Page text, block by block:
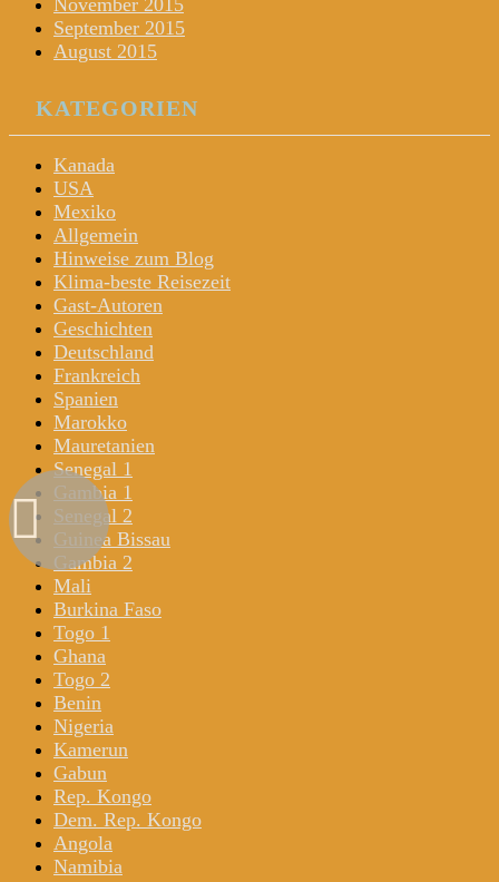
September 2015
August 2015
KATEGORIEN
Kanada
USA
Mexiko
Allgemein
Hinweise zum Blog
Klima-beste Reisezeit
Gast-Autoren
Geschichten
Deutschland
Frankreich
Spanien
Marokko
Mauretanien
Senegal 1
Gambia 1
Senegal 2
Guinea Bissau
Gambia 2
Mali
Burkina Faso
Togo 1
Ghana
Togo 2
Benin
Nigeria
Kamerun
Gabun
Rep. Kongo
Dem. Rep. Kongo
Angola
Namibia